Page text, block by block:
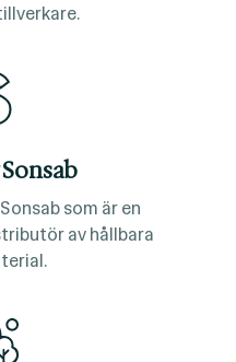
som är en
av hållbara